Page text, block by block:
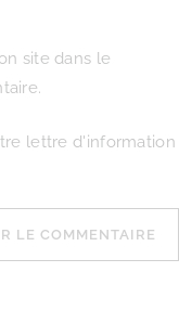
site dans le
lettre d'information